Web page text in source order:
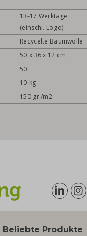
13-17 Werktage
(einschl. Logo)
Recycelte Baumwolle
50 x 36 x 12 cm
50
10 kg
150 gr./m2
Beliebte Produkte